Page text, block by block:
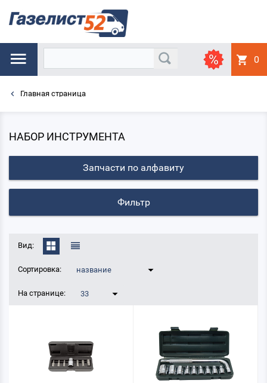
0
Главная страница
НАБОР ИНСТРУМЕНТА
Запчасти по алфавиту
Фильтр
Вид:
Сортировка: название
На странице: 33